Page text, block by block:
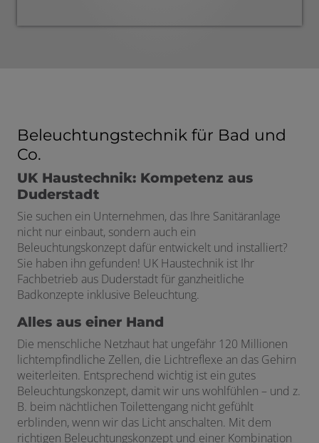
Beleuchtungstechnik für Bad und
Co.
UK Haustechnik: Kompetenz aus
Duderstadt
Sie suchen ein Unternehmen, das Ihre Sanitäranlage
nicht nur einbaut, sondern auch ein
Beleuchtungskonzept dafür entwickelt und installiert?
Sie haben ihn gefunden! UK Haustechnik ist Ihr
Fachbetrieb aus Duderstadt für ganzheitliche
Badkonzepte inklusive Beleuchtung.
Alles aus einer Hand
Die menschliche Netzhaut hat ungefähr 120 Millionen
lichtempfindliche Zellen, die Lichtreflexe an das Gehirn
weiterleiten. Entsprechend wichtig ist ein gutes
Beleuchtungskonzept, damit wir uns wohlfühlen – und z.
B. beim nächtlichen Toilettengang nicht gefühlt
erblinden, wenn wir das Licht anschalten. Mit dem
richtigen Beleuchtungskonzept und einer Kombination